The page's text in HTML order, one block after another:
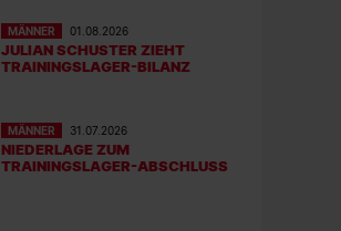
MÄNNER 01.08.2026
JULIAN SCHUSTER ZIEHT
TRAININGSLAGER-BILANZ
MÄNNER 31.07.2026
NIEDERLAGE ZUM
TRAININGSLAGER-ABSCHLUSS